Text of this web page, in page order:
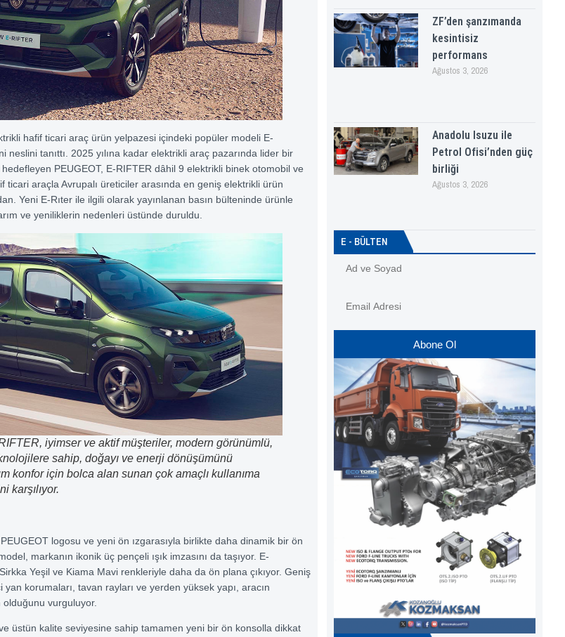
hafif ticari araç ürün yelpazesi içindeki popüler modeli E-
neslini tanıttı. 2025 yılına kadar elektrikli araç pazarında lider bir
hedefleyen PEUGEOT, E-RIFTER dâhil 9 elektrikli binek otomobil ve
ticari araçla Avrupalı üreticiler arasında en geniş elektrikli ürün
Yeni E-Rıter ile ilgili olarak yayınlanan basın bülteninde ürünle
ve yeniliklerin nedenleri üstünde duruldu.
iyimser ve aktif müşteriler, modern görünümlü,
sahip, doğayı ve enerji dönüşümünü
konfor için bolca alan sunan çok amaçlı kullanıma
karşılıyor.
logosu ve yeni ön ızgarasıyla birlikte daha dinamik bir ön
markanın ikonik üç pençeli ışık imzasını da taşıyor. E-
Sirkka Yeşil ve Kiama Mavi renkleriyle daha da ön plana çıkıyor. Geniş
korumaları, tavan rayları ve yerden yüksek yapı, aracın
olduğunu vurguluyor.
üstün kalite seviyesine sahip tamamen yeni bir ön konsolla dikkat
ZF’den şanzımanda
kesintisiz
performans
Ağustos 3, 2026
Anadolu Isuzu ile
Petrol Ofisi’nden güç
birliği
Ağustos 3, 2026
E - BÜLTEN
Abone Ol